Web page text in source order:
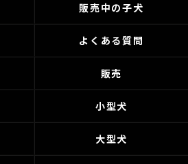
販売中の子犬
よくある質問
販売
小型犬
大型犬